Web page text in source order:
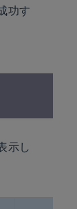
功す
示し